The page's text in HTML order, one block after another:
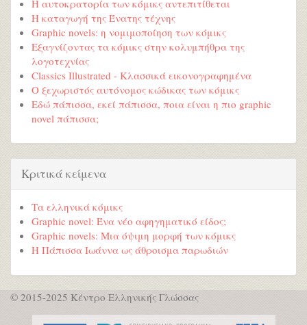
Η αυτοκρατορία των κόμικς αντεπιτίθεται
Η καταγωγή της Ένατης τέχνης
Graphic novels: η νομιμοποίηση των κόμικς
Εξαγνίζοντας τα κόμικς στην κολυμπήθρα της
λογοτεχνίας
Classics Illustrated - Κλασσικά εικονογραφημένα
Ο ξεχωριστός αυτόνομος κώδικας των κόμικς
Εδώ πάπισσα, εκεί πάπισσα, ποια είναι η πιο graphic
novel πάπισσα;
Κριτικά κείμενα
Τα ελληνικά κόμικς
Graphic novel: Ένα νέο αφηγηματικό είδος;
Graphic novels: Μια όψιμη μορφή των κόμικς
Η Πάπισσα Ιωάννα ως άθροισμα παρωδιών
© 2015-2025 Κέντρο Ελληνικής Γλώσσας